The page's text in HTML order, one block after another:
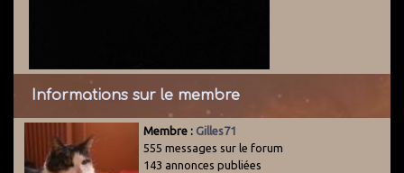
Informations sur le membre
Membre : Gilles71
555 messages sur le forum
143 annonces publiées